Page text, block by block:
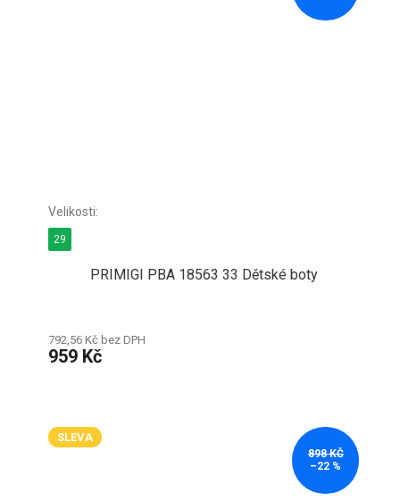
PRIMIGI PBA 18563 33 Dětské boty
792,56 Kč bez DPH
959 Kč
29
SLEVA
898 KČ
–22 %